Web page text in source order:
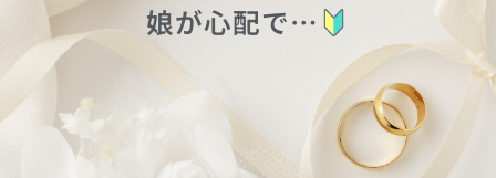
娘が心配で…